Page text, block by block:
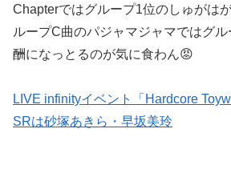
Chapterではグループ1位のしゅがは
ループC曲のパジャマジャマではグ
酬になっとるのが気に食わん😡
LIVE infinityイベント「Hardcore
SRは砂塚あきら・早坂美玲